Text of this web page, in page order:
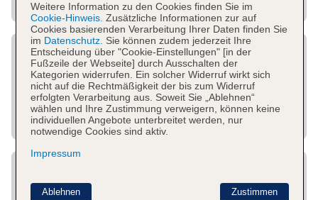
Weitere Information zu den Cookies finden Sie im
Cookie-Hinweis. Zusätzliche Informationen zur auf
Cookies basierenden Verarbeitung Ihrer Daten finden Sie
im Datenschutz. Sie können zudem jederzeit Ihre
Entscheidung über "Cookie-Einstellungen" [in der
Fußzeile der Webseite] durch Ausschalten der
Kategorien widerrufen. Ein solcher Widerruf wirkt sich
nicht auf die Rechtmäßigkeit der bis zum Widerruf
erfolgten Verarbeitung aus. Soweit Sie „Ablehnen“
wählen und Ihre Zustimmung verweigern, können keine
individuellen Angebote unterbreitet werden, nur
notwendige Cookies sind aktiv.
Impressum
Zustimmen
Ablehnen